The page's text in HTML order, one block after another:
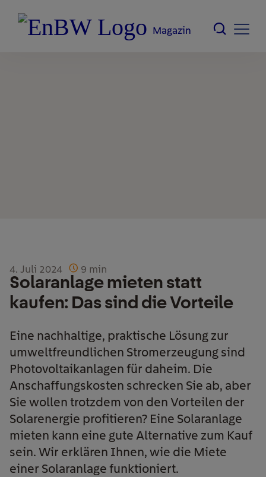
Magazin
4. Juli 2024 9 min
Solaranlage mieten statt
kaufen: Das sind die Vorteile
Eine nachhaltige, praktische Lösung zur
umweltfreundlichen Stromerzeugung sind
Photovoltaikanlagen für daheim. Die
Anschaffungskosten schrecken Sie ab, aber
Sie wollen trotzdem von den Vorteilen der
Solarenergie profitieren? Eine Solaranlage
mieten kann eine gute Alternative zum Kauf
sein. Wir erklären Ihnen, wie die Miete
einer Solaranlage funktioniert.